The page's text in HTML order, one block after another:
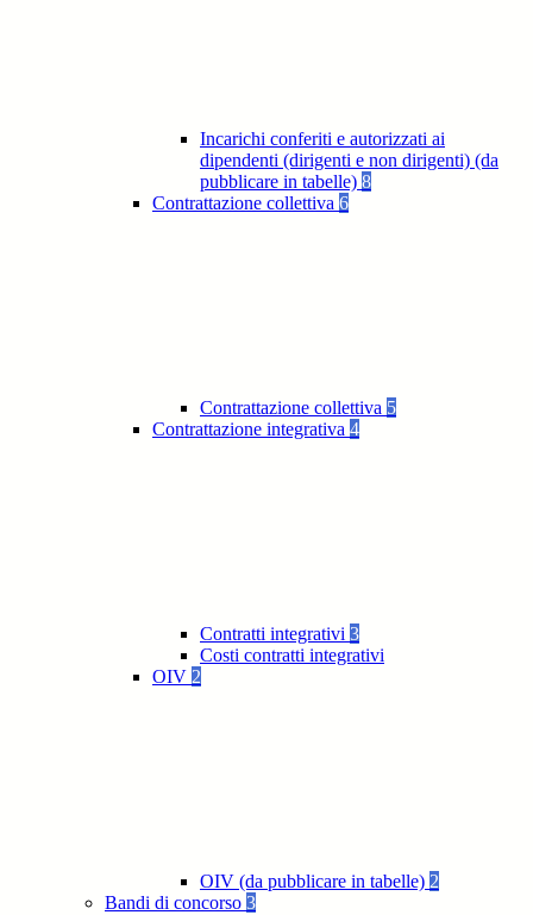
Incarichi conferiti e autorizzati ai
dipendenti (dirigenti e non dirigenti) (da
pubblicare in tabelle) 8
Contrattazione collettiva 6
Contrattazione collettiva 5
Contrattazione integrativa 4
Contratti integrativi 3
Costi contratti integrativi
OIV 2
OIV (da pubblicare in tabelle) 2
Bandi di concorso 3